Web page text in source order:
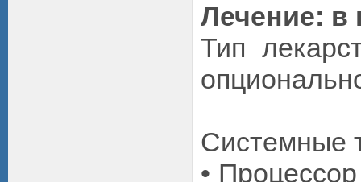
Лечение: в
Тип
Системные
•